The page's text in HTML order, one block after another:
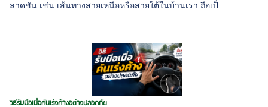
ลาดชัน เช่น เส้นทางสายเหนือหรือสายใต้ในบ้านเรา ถือเป็...
วิธีรับมือเมื่อคันเร่งค้างอย่างปลอดภัย